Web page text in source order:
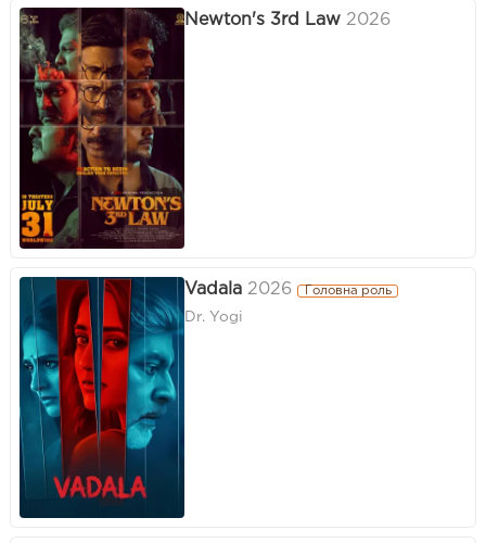
Newton's 3rd Law 2026
Vadala 2026 Головна роль
Dr. Yogi